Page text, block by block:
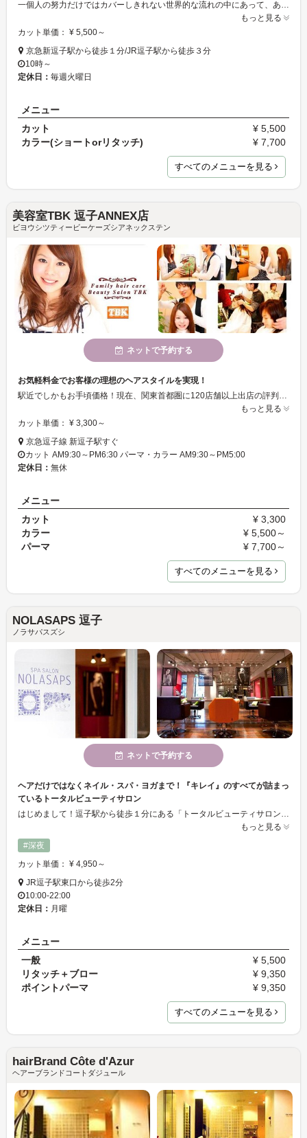
一個人の努力だけではカバーしきれない世界的な流れの中にあって、あらゆる業種が非常に厳しい状況に直面 してますが、FLORENT 13は、「お客様に喜んで頂く」という基本に地道に、ひとつずつ、目の前のできることから取り組んでいこうと思っています！是非、皆様のお越しをお待ちしております！
もっと見る
カット単価： ¥ 5,500～
京急新逗子駅から徒歩１分/JR逗子駅から徒歩３分
10時～
定休日： 毎週火曜日
メニュー
カット
¥ 5,500
カラー(ショートorリタッチ)
¥ 7,700
すべてのメニューを見る
美容室TBK 逗子ANNEX店
ビヨウシツティービーケーズシアネックステン
ネットで予約する
お気軽料金でお客様の理想のヘアスタイルを実現！
駅近でしかもお手頃価格！現在、関東首都圏に120店舗以上出店の評判のヘアサロンです。店内は明るく、リラックスできる空間です☆親切で腕の確かなスタッフがお客様ひとりひとりに合ったヘアスタイルをご提案します♪
もっと見る
カット単価： ¥ 3,300～
京急逗子線 新逗子駅すぐ
カット AM9:30～PM6:30 パーマ・カラー AM9:30～PM5:00
定休日： 無休
メニュー
カット
¥ 3,300
カラー
¥ 5,500～
パーマ
¥ 7,700～
すべてのメニューを見る
NOLASAPS 逗子
ノラサパスズシ
ネットで予約する
ヘアだけではなくネイル・スパ・ヨガまで！『キレイ』のすべてが詰まっ
ているトータルビューティサロン
もっと見る
#深夜
カット単価： ¥ 4,950～
JR逗子駅東口から徒歩2分
10:00-22:00
定休日： 月曜
メニュー
一般
¥ 5,500
リタッチ＋ブロー
¥ 9,350
ポイントパーマ
¥ 9,350
すべてのメニューを見る
hairBrand Côte d'Azur
ヘアーブランドコートダジュール